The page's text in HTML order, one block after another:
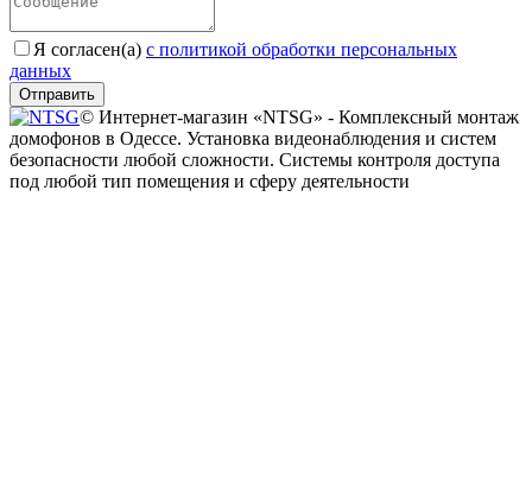
Я согласен(a) с политикой обработки персональных
данных
Отправить
© Интернет-магазин «NTSG» - Комплексный монтаж
домофонов в Одессе. Установка видеонаблюдения и систем
безопасности любой сложности. Системы контроля доступа
под любой тип помещения и сферу деятельности